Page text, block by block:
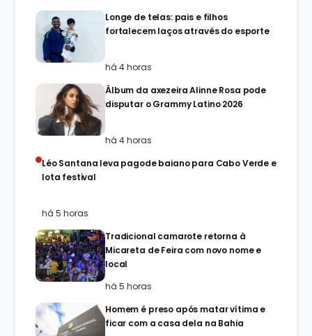
Longe de telas: pais e filhos
fortalecem laços através do esporte
há 4 horas
Álbum da axezeira Alinne Rosa pode
disputar o Grammy Latino 2026
há 4 horas
Léo Santana leva pagode baiano para Cabo Verde e
lota festival
há 5 horas
Tradicional camarote retorna à
Micareta de Feira com novo nome e
local
há 5 horas
Homem é preso após matar vítima e
ficar com a casa dela na Bahia